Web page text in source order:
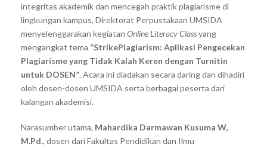
integritas akademik dan mencegah praktik plagiarisme di
lingkungan kampus, Direktorat Perpustakaan UMSIDA
menyelenggarakan kegiatan Online Literacy Classyang
mengangkat tema “StrikePlagiarism: Aplikasi Pengecekan
Plagiarisme yang Tidak Kalah Keren dengan Turnitin
untuk DOSEN”. Acara ini diadakan secara daring dan dihadiri
oleh dosen-dosen UMSIDA serta berbagai peserta dari
kalangan akademisi.
Narasumber utama, Mahardika Darmawan Kusuma W,
M.Pd., dosen dari Fakultas Pendidikan dan Ilmu